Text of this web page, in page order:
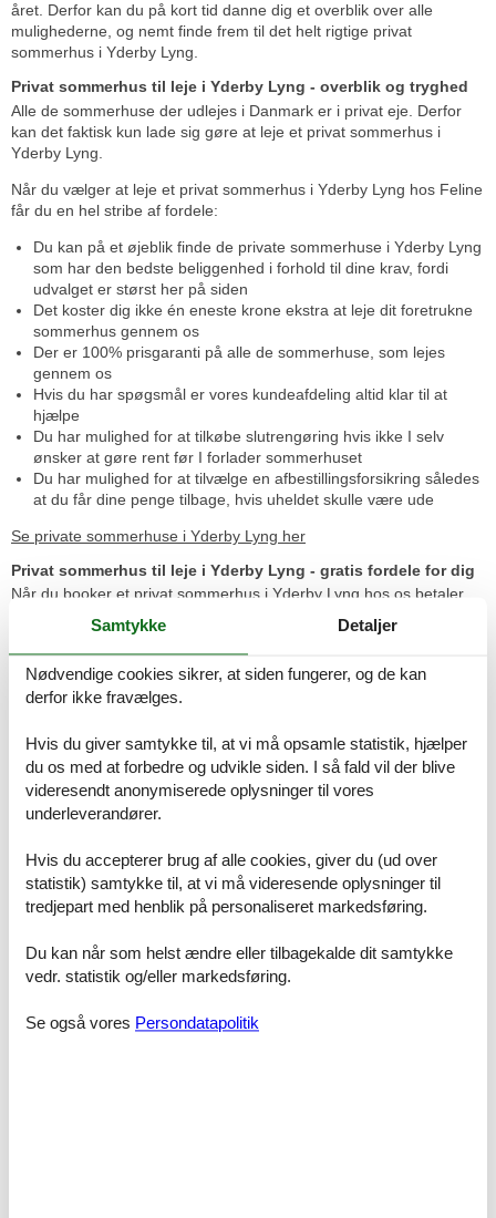
året. Derfor kan du på kort tid danne dig et overblik over alle
mulighederne, og nemt finde frem til det helt rigtige privat
sommerhus i Yderby Lyng.
Privat sommerhus til leje i Yderby Lyng - overblik og tryghed
Alle de sommerhuse der udlejes i Danmark er i privat eje. Derfor
kan det faktisk kun lade sig gøre at leje et privat sommerhus i
Yderby Lyng.
Når du vælger at leje et privat sommerhus i Yderby Lyng hos Feline
får du en hel stribe af fordele:
Du kan på et øjeblik finde de private sommerhuse i Yderby Lyng
som har den bedste beliggenhed i forhold til dine krav, fordi
udvalget er størst her på siden
Det koster dig ikke én eneste krone ekstra at leje dit foretrukne
sommerhus gennem os
Der er 100% prisgaranti på alle de sommerhuse, som lejes
gennem os
Hvis du har spøgsmål er vores kundeafdeling altid klar til at
hjælpe
Du har mulighed for at tilkøbe slutrengøring hvis ikke I selv
ønsker at gøre rent før I forlader sommerhuset
Du har mulighed for at tilvælge en afbestillingsforsikring således
at du får dine penge tilbage, hvis uheldet skulle være ude
Se private sommerhuse i Yderby Lyng her
Privat sommerhus til leje i Yderby Lyng - gratis fordele for dig
Når du booker et privat sommerhus i Yderby Lyng hos os betaler
du ikke noget ekstra for disse fordele. Vi har prisgaranti på alle
sommerhuse som udlejes igennem os, så derfor vil du altid få den
laveste pris på et privat sommerhus i Yderby Lyng hos os.
Privat sommerhus til leje i Yderby Lyng - Sådan får du flest
mulige private sommerhuse i Yderby Lyng at vælge mellem
Lyng, og af den grund handler det om at være så hurtigt ude, som
det overhovedet er muligt.
Tips til dejlige oplevelser
Naturskønt område. Museet Nyvang ved Holbæk er
absolut et besøg værd.
og cyklister - også langs vandet.
Samtykke Detaljer
Nødvendige cookies sikrer, at siden fungerer, og de kan
derfor ikke fravælges.
Hvis du giver samtykke til, at vi må opsamle statistik, hjælper
du os med at forbedre og udvikle siden. I så fald vil der blive
videresendt anonymiserede oplysninger til vores
underleverandører.
Hvis du accepterer brug af alle cookies, giver du (ud over
statistik) samtykke til, at vi må videresende oplysninger til
tredjepart med henblik på personaliseret markedsføring.
Du kan når som helst ændre eller tilbagekalde dit samtykke
vedr. statistik og/eller markedsføring.
Se også vores Persondatapolitik